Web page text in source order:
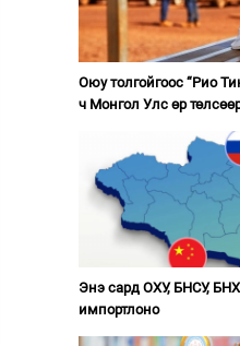
Оюу толгойгоос “Рио
ч Монгол Улс өр
Энэ сард ОХУ, БНСУ,
импортлоно